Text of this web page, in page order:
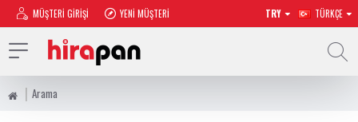
MÜŞTERI GIRIŞI YENI MÜŞTERI TRY TÜRKÇE
Arama